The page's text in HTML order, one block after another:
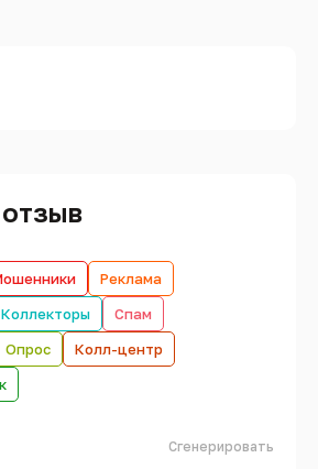
Реклама
Коллекторы
Спам
Опрос
Колл-центр
Сгенерировать